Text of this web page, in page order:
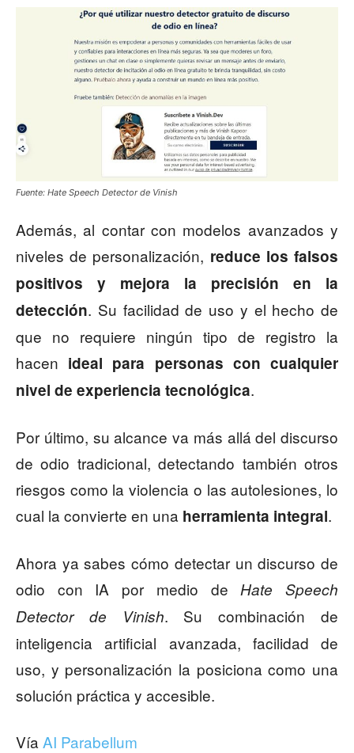
Fuente: Hate Speech Detector de Vinish
Además, al contar con modelos avanzados y
niveles de personalización, reduce los falsos
positivos y mejora la precisión en la
detección. Su facilidad de uso y el hecho de
que no requiere ningún tipo de registro la
hacen ideal para personas con cualquier
nivel de experiencia tecnológica.
Por último, su alcance va más allá del discurso
de odio tradicional, detectando también otros
riesgos como la violencia o las autolesiones, lo
cual la convierte en una herramienta integral.
Ahora ya sabes cómo detectar un discurso de
odio con IA por medio de Hate Speech
Detector de Vinish. Su combinación de
inteligencia artificial avanzada, facilidad de
uso, y personalización la posiciona como una
solución práctica y accesible.
Vía AI Parabellum